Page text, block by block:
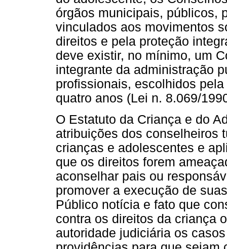
órgãos municipais, públicos,
vinculados aos movimentos
direitos e pela proteção
deve existir, no mínimo, um
integrante da administração
profissionais, escolhidos
quatro anos (Lei n. 8.069/
O Estatuto da Criança e do
atribuições dos conselheiros
crianças e adolescentes e
que os direitos forem
aconselhar pais ou
promover a execução de
Público notícia e fato que
contra os direitos da criança
autoridade judiciária os